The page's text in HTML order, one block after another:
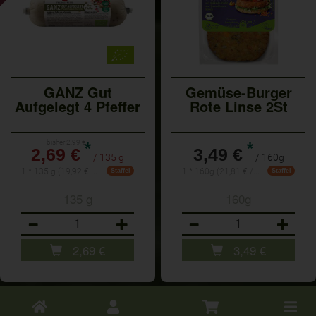
GANZ Gut
Aufgelegt 4 Pfeffer
2,69 € * / 135 g
Staffel
2,69 €
Gemüse-Burger
Rote Linse 2St
3,49 € * / 160g
Staffel
3,49 €
Toggle